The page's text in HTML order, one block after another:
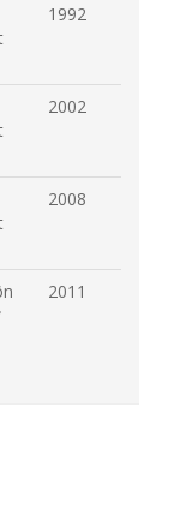
1992
2002
2008
2011